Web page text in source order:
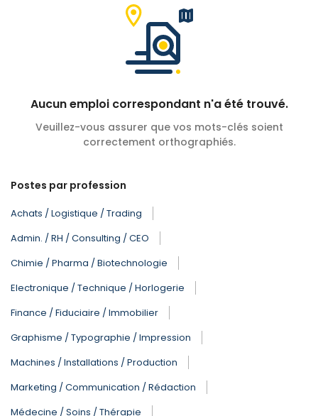
Aucun emploi correspondant n'a été trouvé.
Veuillez-vous assurer que vos mots-clés soient
correctement orthographiés.
Postes par profession
Achats / Logistique / Trading
Admin. / RH / Consulting / CEO
Chimie / Pharma / Biotechnologie
Electronique / Technique / Horlogerie
Finance / Fiduciaire / Immobilier
Graphisme / Typographie / Impression
Machines / Installations / Production
Marketing / Communication / Rédaction
Médecine / Soins / Thérapie